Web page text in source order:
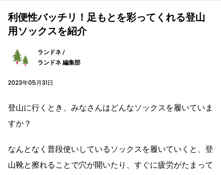
利便性バッチリ！足もとを彩ってくれる登山
用ソックスを紹介
ランドネ /
ランドネ 編集部
2023年05月31日
登山に行くとき、みなさんはどんなソックスを履いていま
すか？
なんとなく普段使いしているソックスを履いていくと、登
山靴と擦れることで穴が開いたり、すぐに疲労がたまって